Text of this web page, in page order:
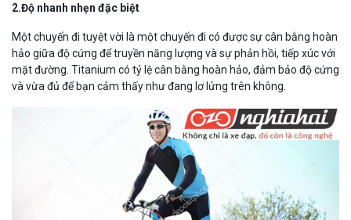
2.Độ nhanh nhẹn đặc biệt
Một chuyến đi tuyệt vời là một chuyến đi có được sự cân bằng hoàn
hảo giữa độ cứng để truyền năng lượng và sự phản hồi, tiếp xúc với
mặt đường. Titanium có tỷ lệ cân bằng hoàn hảo, đảm bảo độ cứng
và vừa đủ để bạn cảm thấy như đang lơ lửng trên không.